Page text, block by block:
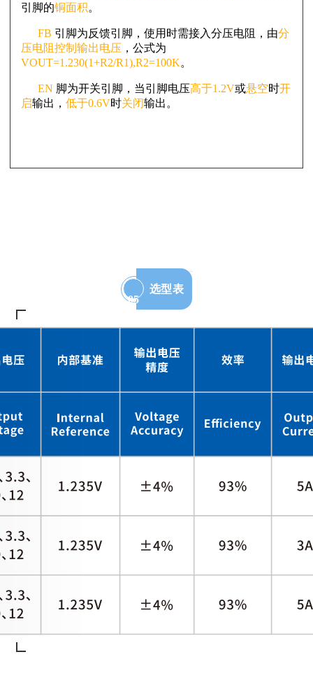
引脚的铜面积。
FB 引脚为反馈引脚，使用时需接入分压电阻，由分
压电阻控制输出电压 ，公式为
VOUT=1.230(1+R2/R1),R2=100K。
EN 脚为开关引脚，当引脚电压高于1.2V或悬空时开
启输出， 低于0.6V时关闭输出。
05
选型表